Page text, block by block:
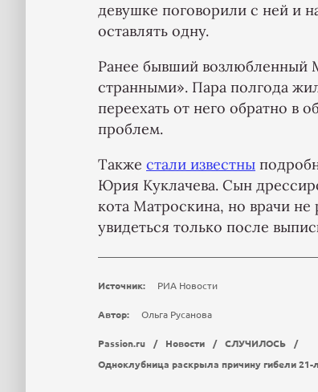
девушке поговорили с ней и
оставлять одну.
Ранее бывший возлюбленный
странными». Пара полгода
переехать от него обратно в
проблем.
Также стали известны
Юрия Куклачева. Сын
кота Матроскина, но врачи
увидеться только после
Источник: РИА Новости
Автор: Ольга Русанова
Passion.ru / Новости / СЛУЧИЛОСЬ
/
Одноклубница раскрыла причину гибели 21-